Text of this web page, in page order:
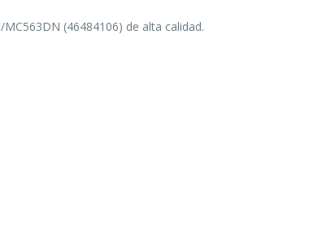
(46484106) de alta calidad.